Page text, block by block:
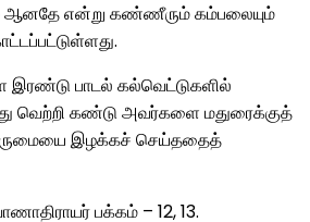
என்று கண்ணீரும் கம்பலையும்
இரண்டு பாடல் கல்வெட்டுகளில்
வெற்றி கண்டு அவர்களை மதுரைக்குத்
இழக்கச் செய்ததைத்
பக்கம் – 12, 13.